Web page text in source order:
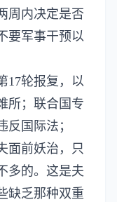
周内决定是否
要军事干预以
17轮报复，以
所；联合国专
国际法；
面前妖治，只
多的。这是夫
缺乏那种双重